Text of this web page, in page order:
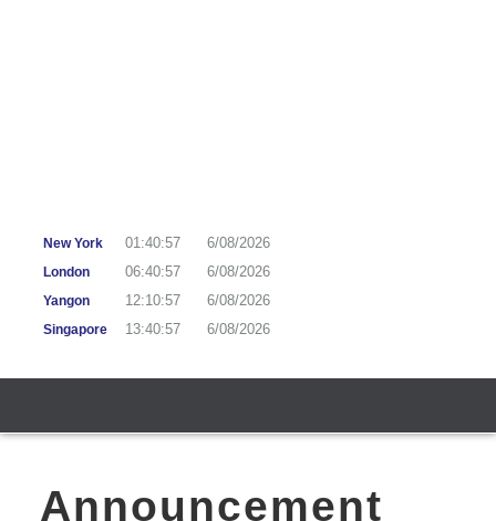
New York 01:40:58 6/08/2026
London 06:40:58 6/08/2026
Yangon 12:10:58 6/08/2026
Singapore 13:40:58 6/08/2026
Announcement